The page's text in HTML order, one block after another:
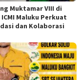
Muktamar VIII di
Maluku Perkuat
dan Kolaborasi